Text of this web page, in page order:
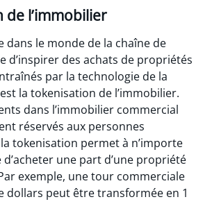
de l’immobilier
dans le monde de la chaîne de
d’inspirer des achats de propriétés
par la technologie de la
la tokenisation de l’immobilier.
dans l’immobilier commercial
réservés aux personnes
tokenisation permet à n’importe
une part d’une propriété
exemple, une tour commerciale
dollars peut être transformée en 1